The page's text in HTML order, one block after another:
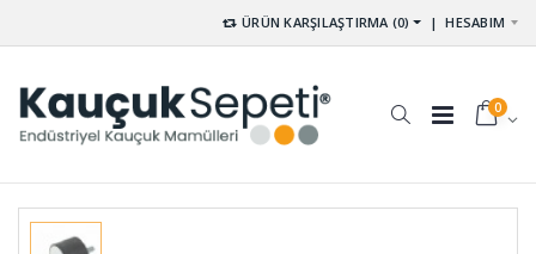
ÜRÜN KARŞILAŞTIRMA (0) |HESABIM
0